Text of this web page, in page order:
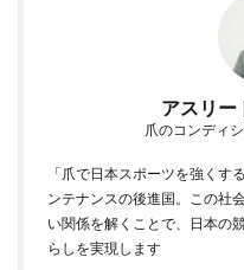
アスリー
爪のコンディ
「爪で日本スポーツを強くす
ンテナンスの後進国。この社
い関係を解くことで、日本の
らしを実現します